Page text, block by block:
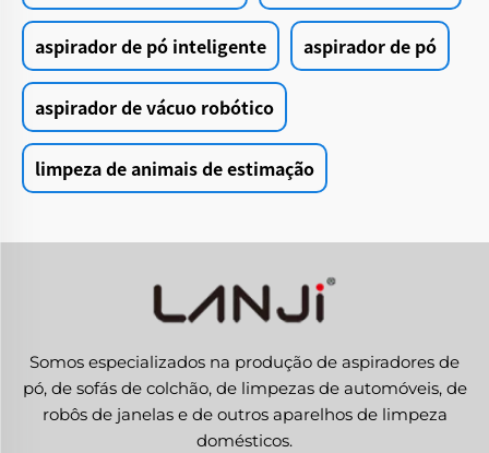
aspirador de pó inteligente aspirador de pó
aspirador de vácuo robótico
limpeza de animais de estimação
Somos especializados na produção de aspiradores de
pó, de sofás de colchão, de limpezas de automóveis, de
robôs de janelas e de outros aparelhos de limpeza
domésticos.